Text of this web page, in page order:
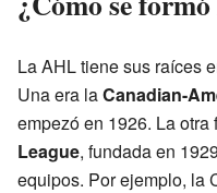
La AHL tiene sus raíces
Una era laCanadian-
empezó en 1926. La otra
League, fundada en
equipos. Por ejemplo, la